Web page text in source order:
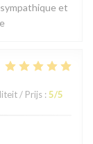
et
/ Prijs : 5/5